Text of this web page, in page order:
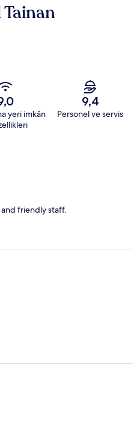
yeri imkân
9,4
Personel ve servis
friendly staff.